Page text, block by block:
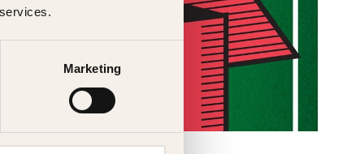
Marketing